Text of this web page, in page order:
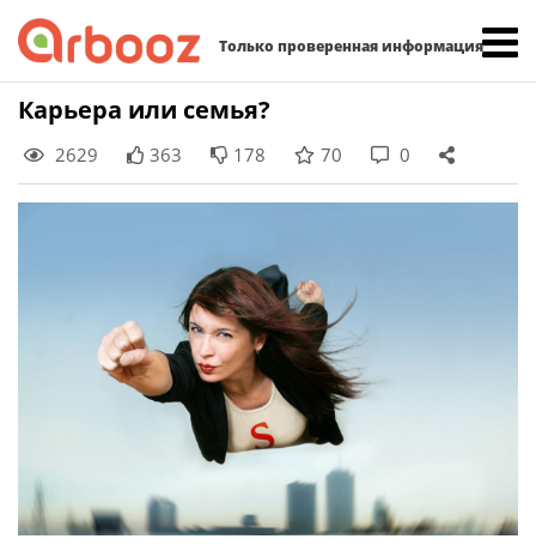
Только проверенная информация
Skip
content
Карьера или семья?
2629 363 178 70 0
Найти: